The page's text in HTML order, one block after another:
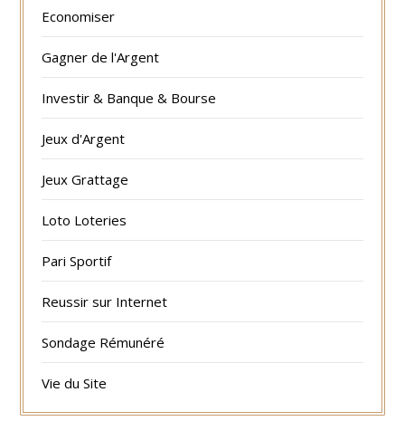
Economiser
Gagner de l'Argent
Investir & Banque & Bourse
Jeux d'Argent
Jeux Grattage
Loto Loteries
Pari Sportif
Reussir sur Internet
Sondage Rémunéré
Vie du Site